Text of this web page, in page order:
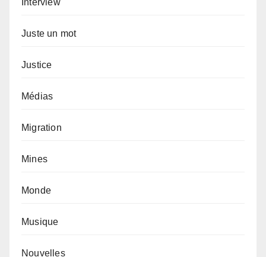
Juste un mot
Justice
Médias
Migration
Mines
Monde
Musique
Nouvelles